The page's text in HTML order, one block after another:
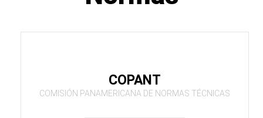
COPANT
COMISIÓN PANAMERICANA DE NORMAS TÉCNICAS